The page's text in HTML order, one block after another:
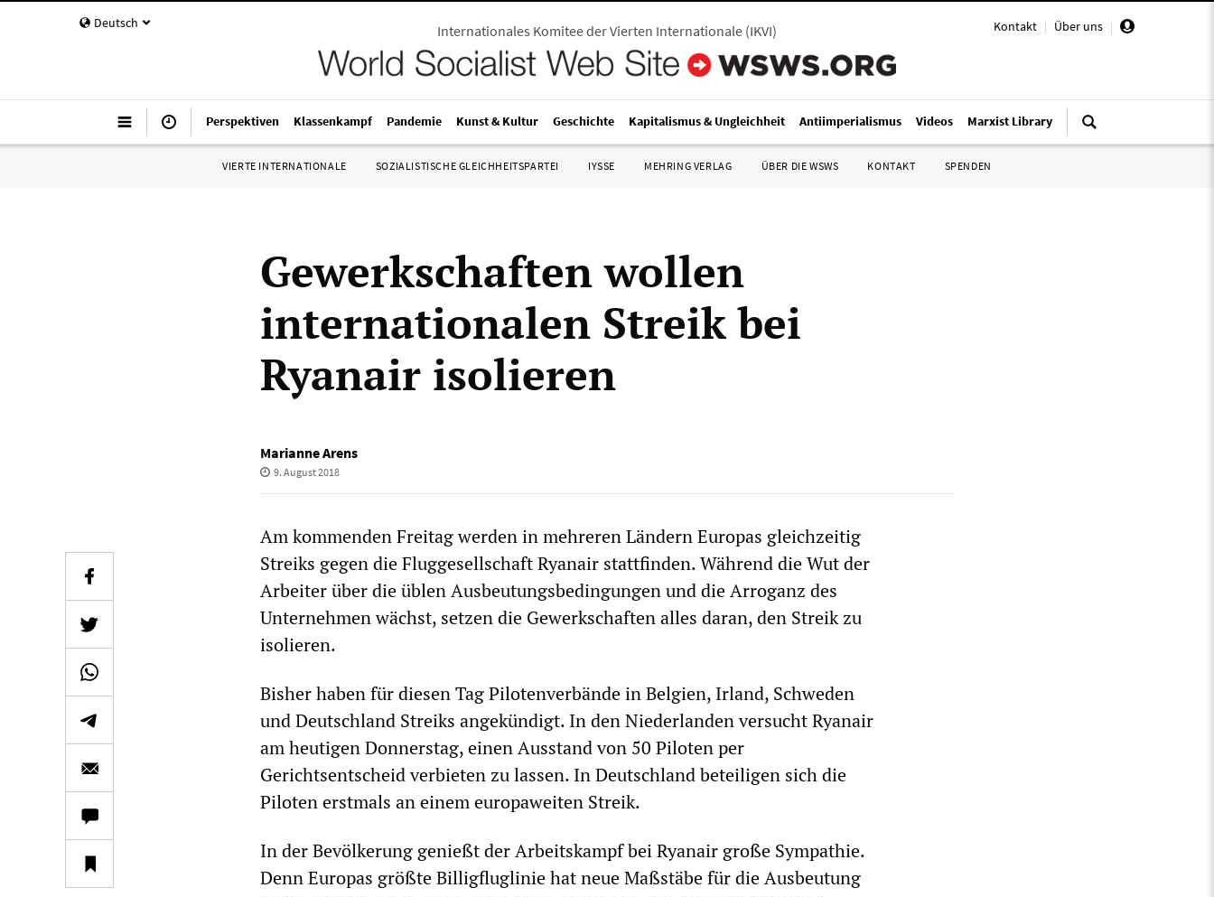
Deutsch Kontakt | Über uns |
Internationales Komitee der Vierten Internationale (IKVI)
Perspektiven Klassenkampf Pandemie Kunst & Kultur Geschichte Kapitalismus & Ungleichheit Antiimperialismus Videos Marxist Library
VIERTE INTERNATIONALE SOZIALISTISCHE GLEICHHEITSPARTEI IYSSE MEHRING VERLAG ÜBER DIE WSWS KONTAKT SPENDEN
Gewerkschaften wollen
internationalen Streik bei
Ryanair isolieren
Marianne Arens
9. August 2018
Am kommenden Freitag werden in mehreren Ländern Europas gleichzeitig
Streiks gegen die Fluggesellschaft Ryanair stattfinden. Während die Wut der
Arbeiter über die üblen Ausbeutungsbedingungen und die Arroganz des
Unternehmen wächst, setzen die Gewerkschaften alles daran, den Streik zu
isolieren.
Bisher haben für diesen Tag Pilotenverbände in Belgien, Irland, Schweden
und Deutschland Streiks angekündigt. In den Niederlanden versucht Ryanair
am heutigen Donnerstag, einen Ausstand von 50 Piloten per
Gerichtsentscheid verbieten zu lassen. In Deutschland beteiligen sich die
Piloten erstmals an einem europaweiten Streik.
In der Bevölkerung genießt der Arbeitskampf bei Ryanair große Sympathie.
Denn Europas größte Billigfluglinie hat neue Maßstäbe für die Ausbeutung